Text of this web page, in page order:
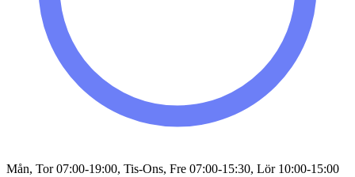
Mån, Tor 07:00-19:00, Tis-Ons, Fre 07:00-15:30, Lör 10:00-15:00